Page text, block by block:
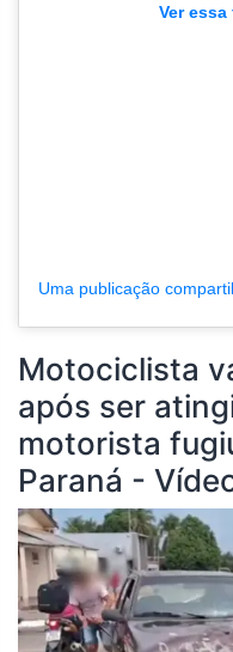
Ver
Motociclista
após ser
motorista
Paraná -